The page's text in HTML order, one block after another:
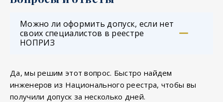
Можно ли оформить допуск, если нет
своих специалистов в реестре
НОПРИЗ
Да, мы решим этот вопрос. Быстро найдем
инженеров из Национального реестра, чтобы вы
получили допуск за несколько дней.